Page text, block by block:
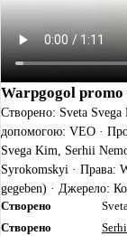
Warpgogol promo
Створено: Sveta
допомогою: VEO ·
Svega Kim, Serhii
Syrokomskyi · Права:
gegeben) · Джерело:
Створено
Створено